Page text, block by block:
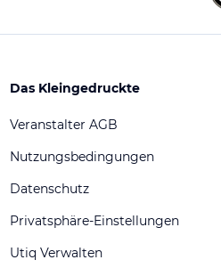
Das Kleingedruckte
Veranstalter AGB
Nutzungsbedingungen
Datenschutz
Privatsphäre-Einstellungen
Utiq Verwalten